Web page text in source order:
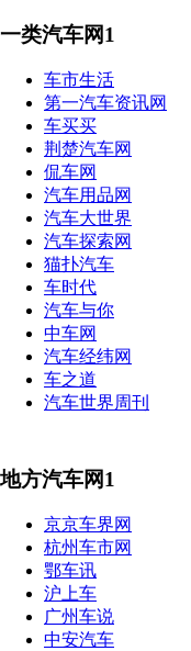
一类汽车网1
车市生活
第一汽车资讯网
车买买
荆楚汽车网
侃车网
汽车用品网
汽车大世界
汽车探索网
猫扑汽车
车时代
汽车与你
中车网
汽车经纬网
车之道
汽车世界周刊
地方汽车网1
京京车界网
杭州车市网
鄂车讯
沪上车
广州车说
中安汽车